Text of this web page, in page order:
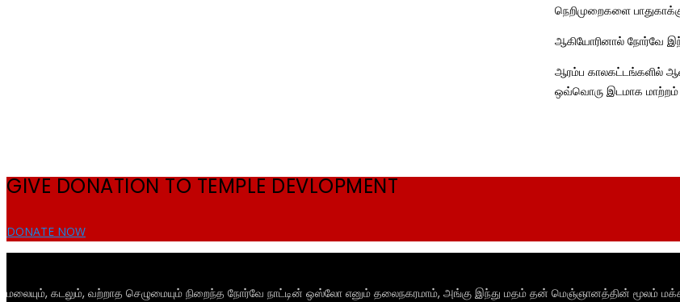
நெறிமுறைகளை
ஆகியோரினால் நோர்வே
ஆரம்ப காலகட்டங்களில்
ஒவ்வொரு இடமாக
GIVE DONATION TO TEMPLE DEVLOPMENT
DONATE NOW
மலையும், கடலும், வற்றாத செழுமையும் நிறைந்த நோர்வே நாட்டின் ஒஸ்லோ எனும் தலைநகரமாம், அங்கு இந்து மதம் தன் மெஞ்ஞானத்தின் மூலம்